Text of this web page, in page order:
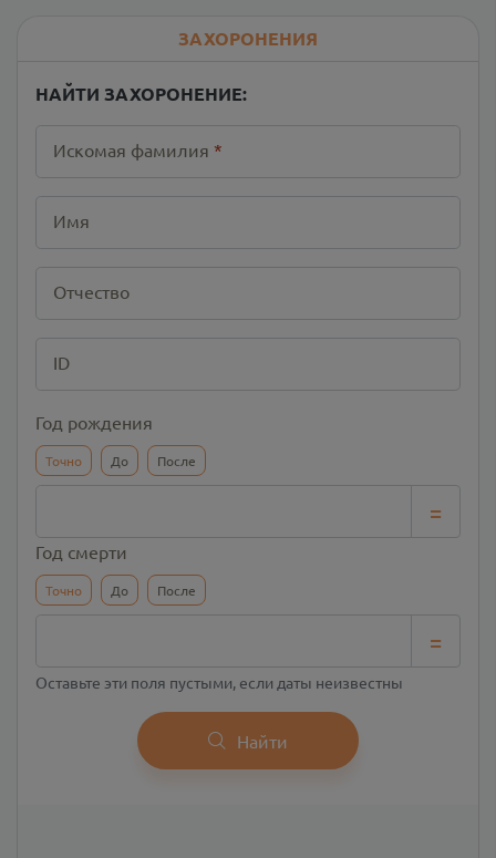
ЗАХОРОНЕНИЯ
НАЙТИ ЗАХОРОНЕНИЕ:
Искомая фамилия *
Имя
Отчество
ID
Год рождения
Точно До После
=
Год смерти
Точно До После
=
Оставьте эти поля пустыми, если даты неизвестны
Найти